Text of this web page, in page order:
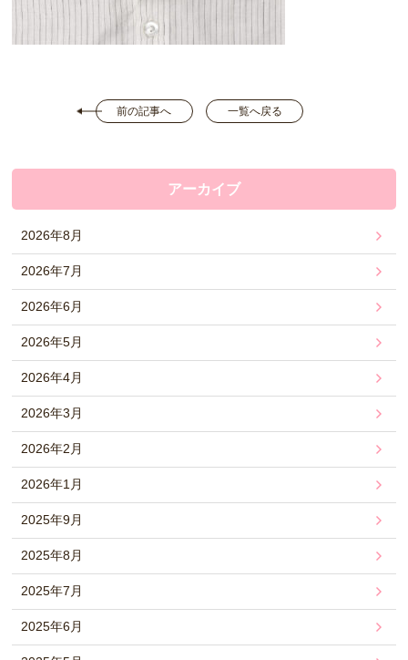
前の記事へ 一覧へ戻る
アーカイブ
2026年8月
2026年7月
2026年6月
2026年5月
2026年4月
2026年3月
2026年2月
2026年1月
2025年9月
2025年8月
2025年7月
2025年6月